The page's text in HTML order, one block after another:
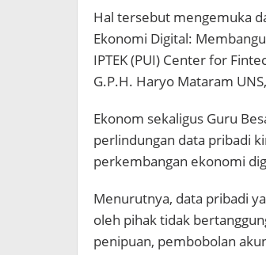
Hal tersebut mengemuka
Ekonomi Digital:
IPTEK (PUI) Center for
G.P.H. Haryo Mataram
Ekonom sekaligus Guru
perlindungan data pribadi
perkembangan ekonomi
Menurutnya, data pribadi
oleh pihak tidak
penipuan, pembobolan